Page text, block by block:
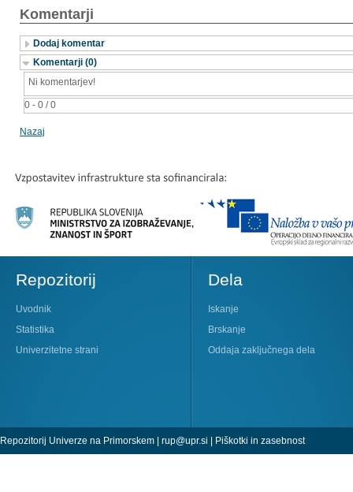
Komentarji
Dodaj komentar
Komentarji (0)
0 - 0 / 0
Ni komentarjev!
Nazaj
Repozitorij
Uvodnik
Statistika
Univerzitetne strani
Dela
Iskanje
Brskanje
Oddaja zaključnega dela
Repozitorij Univerze na Primorskem | rup@upr.si Piškotki in zasebnost